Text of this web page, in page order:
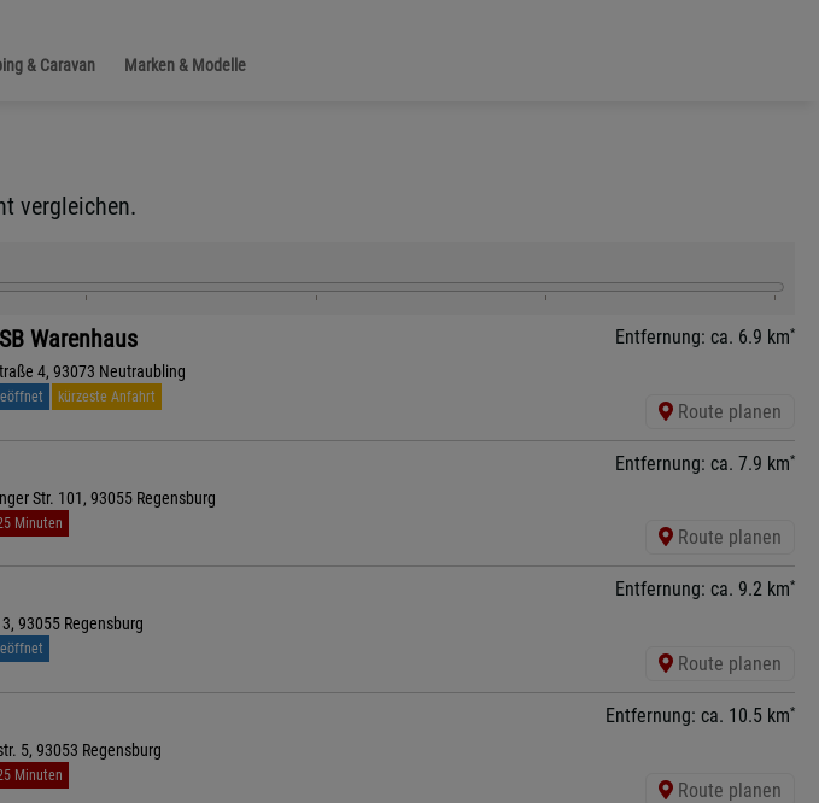
& Caravan Marken & Modelle
vergleichen.
Warenhaus
4, 93073 Neutraubling
kürzeste Anfahrt
Entfernung: ca. 6.9 km*
Route planen
Str. 101, 93055 Regensburg
Minuten
Entfernung: ca. 7.9 km*
Route planen
93055 Regensburg
Entfernung: ca. 9.2 km*
Route planen
5, 93053 Regensburg
Minuten
Entfernung: ca. 10.5 km*
Route planen